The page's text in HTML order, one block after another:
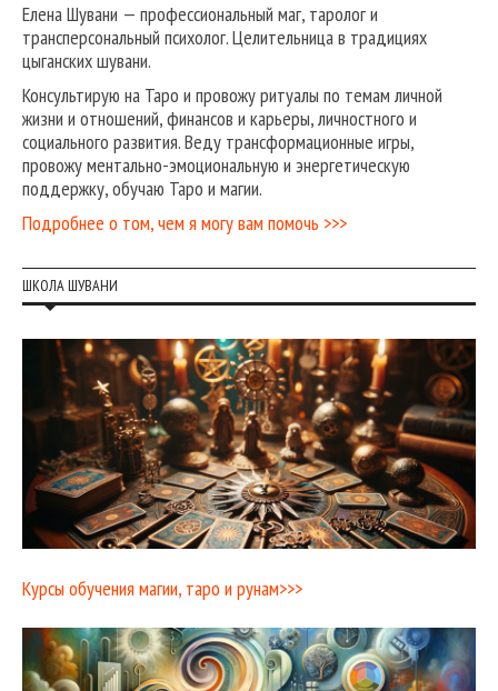
Елена Шувани — профессиональный маг, таролог и
трансперсональный психолог. Целительница в традициях
цыганских шувани.
Консультирую на Таро и провожу ритуалы по темам личной
жизни и отношений, финансов и карьеры, личностного и
социального развития. Веду трансформационные игры,
провожу ментально-эмоциональную и энергетическую
поддержку, обучаю Таро и магии.
Подробнее о том, чем я могу вам помочь >>>
ШКОЛА ШУВАНИ
Курсы обучения магии, таро и рунам>>>